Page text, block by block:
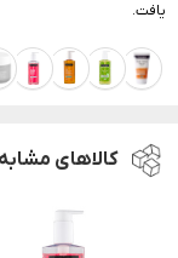
یافت.
کالاهای مشابه